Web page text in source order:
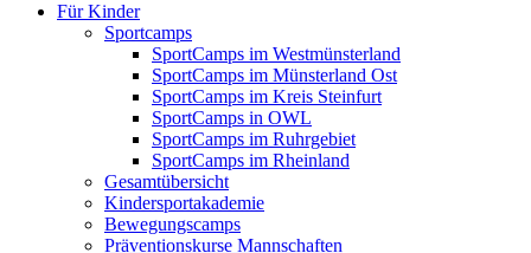
Für Kinder
Sportcamps
SportCamps im Westmünsterland
SportCamps im Münsterland Ost
SportCamps im Kreis Steinfurt
SportCamps in OWL
SportCamps im Ruhrgebiet
SportCamps im Rheinland
Gesamtübersicht
Kindersportakademie
Bewegungscamps
Präventionskurse Mannschaften